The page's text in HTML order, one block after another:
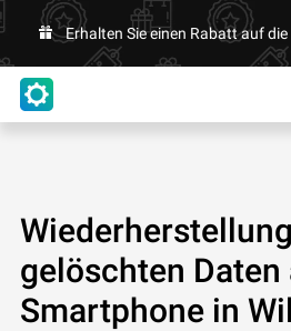
Erhalten Sie einen Rabatt auf
gelöschten
Smartphone in